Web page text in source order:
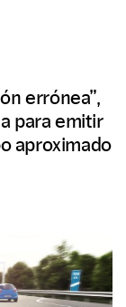
errónea”,
para emitir
aproximado